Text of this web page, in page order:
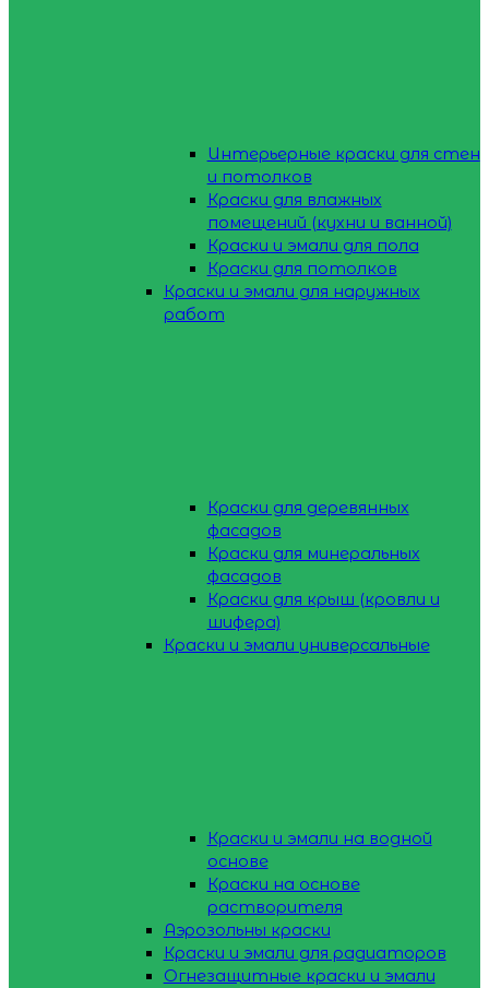
Интерьерные краски для стен
и потолков
Краски для влажных
помещений (кухни и ванной)
Краски и эмали для пола
Краски для потолков
Краски и эмали для наружных
работ
Краски для деревянных
фасадов
Краски для минеральных
фасадов
Краски для крыш (кровли и
шифера)
Краски и эмали универсальные
Краски и эмали на водной
основе
Краски на основе
растворителя
Аэрозольны краски
Краски и эмали для радиаторов
Огнезащитные краски и эмали